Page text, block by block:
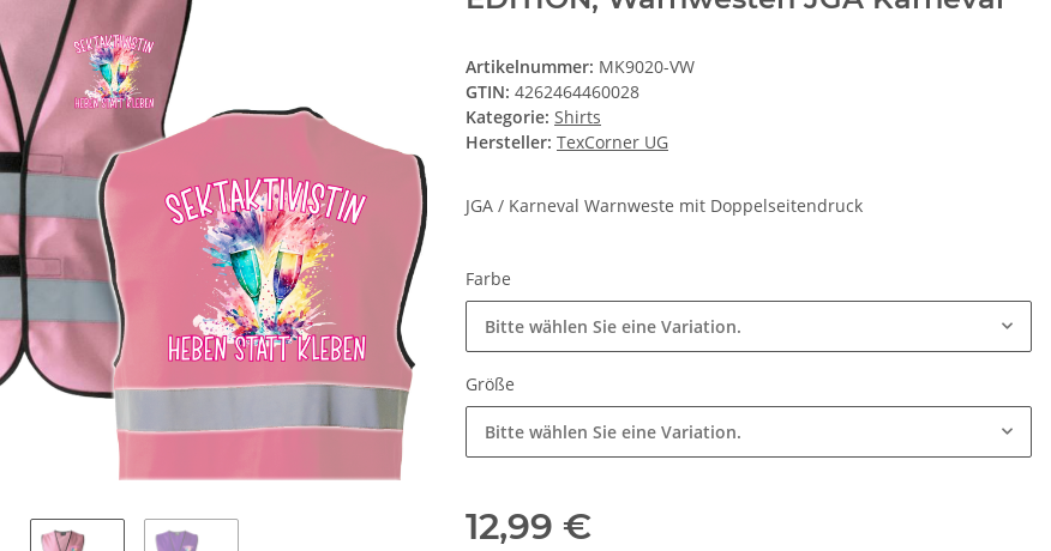
Artikelnummer: MK9020-VW
GTIN: 4262464460028
Kategorie: Shirts
Hersteller: TexCorner UG
JGA / Karneval Warnweste mit Doppelseitendruck
Farbe
Bitte wählen Sie eine Variation.
Größe
Bitte wählen Sie eine Variation.
12,99 €